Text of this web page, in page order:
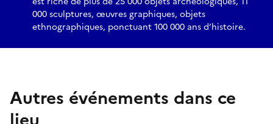
000 sculptures, œuvres graphiques, objets
ethnographiques, ponctuant 100 000 ans d’histoire.
Autres événements dans ce